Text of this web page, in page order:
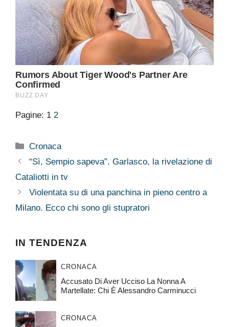
Pagine: 1 2
Categorie
Cronaca
“Sì, Sempio sapeva”. Garlasco, la rivelazione di
Cataliotti in tv
Violentata su di una panchina in pieno centro a
Milano. Ecco chi sono gli stupratori
IN TENDENZA
CRONACA
Accusato Di Aver Ucciso La Nonna A
Martellate: Chi È Alessandro Carminucci
CRONACA